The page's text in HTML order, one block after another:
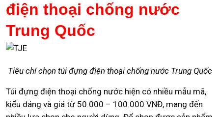
điện thoại chống nước
Trung Quốc
Tiêu chí chọn túi đựng điện thoại chống nước Trung Quốc
Túi đựng điện thoại chống nước hiện có nhiều mẫu mã,
kiểu dáng và giá từ 50.000 – 100.000 VNĐ, mang đến